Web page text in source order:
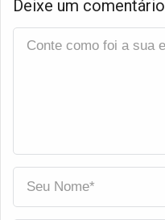
Deixe um comentário